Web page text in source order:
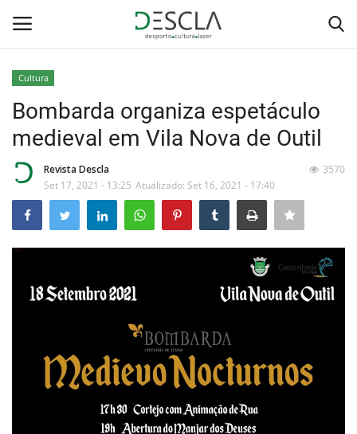
Home
...by Descla
Desporto
Sobre Nós
Estatuto Editorial
Cultura
Bombarda organiza espetáculo
medieval em Vila Nova de Outil
Revista Descla
Set 17, 2021 - 13:25 Atualizado: Set 16, 2021 - 17:40
3570